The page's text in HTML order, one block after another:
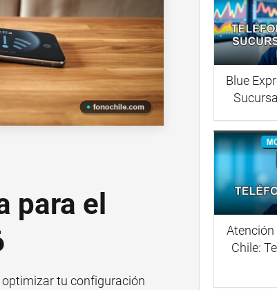
para el
optimizar tu configuración
Blue
Chile: